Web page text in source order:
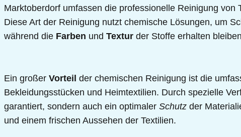
Marktoberdorf umfassen die professionelle Reinigung
Diese Art der Reinigung nutzt chemische Lösungen, um
während die Farben und Textur der Stoffe erhalten
Ein großer Vorteil der chemischen Reinigung ist die
Bekleidungsstücken und Heimtextilien. Durch spezielle
garantiert, sondern auch ein optimaler Schutz der
und einem frischen Aussehen der Textilien.